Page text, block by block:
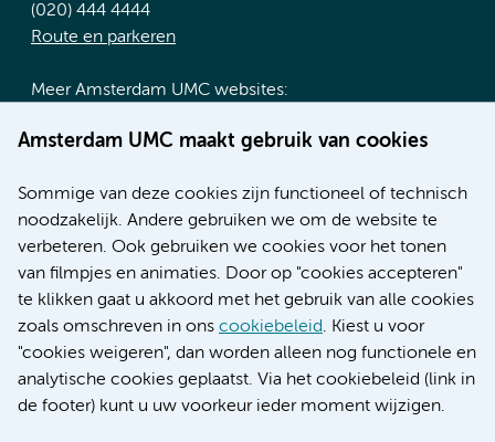
Amsterdam UMC maakt gebruik van cookies
Sommige van deze cookies zijn functioneel of technisch
noodzakelijk. Andere gebruiken we om de website te
verbeteren. Ook gebruiken we cookies voor het tonen
van filmpjes en animaties. Door op "cookies accepteren"
te klikken gaat u akkoord met het gebruik van alle cookies
zoals omschreven in ons cookiebeleid. Kiest u voor
"cookies weigeren", dan worden alleen nog functionele en
analytische cookies geplaatst. Via het cookiebeleid (link in
de footer) kunt u uw voorkeur ieder moment wijzigen.
(020) 444 4444
Route en parkeren
Meer Amsterdam UMC websites:
Werken bij Amsterdam UMC
Nieuws
Research
Educatie locatie AMC
Educatie locatie VUmc
Verwijzen & diagnostiek